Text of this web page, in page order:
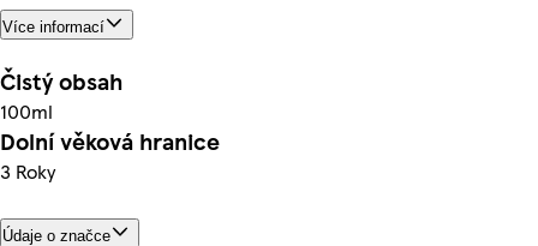
Více informací
Čistý obsah
100ml
Dolní věková hranice
3 Roky
Údaje o značce